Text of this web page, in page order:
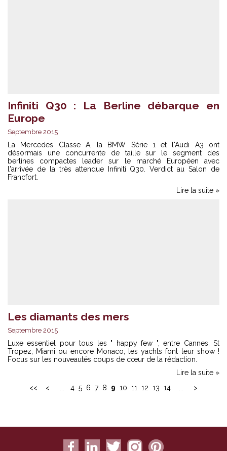
Infiniti Q30 : La Berline débarque en
Europe
Septembre 2015
La Mercedes Classe A, la BMW Série 1 et l'Audi A3 ont
désormais une concurrente de taille sur le segment des
berlines compactes leader sur le marché Européen avec
l'arrivée de la très attendue Infiniti Q30. Verdict au Salon de
Francfort.
Lire la suite »
Les diamants des mers
Septembre 2015
Luxe essentiel pour tous les " happy few ", entre Cannes, St
Tropez, Miami ou encore Monaco, les yachts font leur show !
Focus sur les nouveautés coups de cœur de la rédaction.
Lire la suite »
<<
< 4 5 6 7 8 9 10 11 12 13 14 >